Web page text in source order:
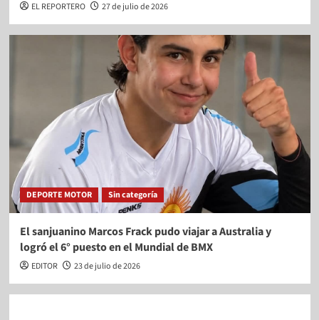
EL REPORTERO 27 de julio de 2026
DEPORTE MOTOR Sin categoría
El sanjuanino Marcos Frack pudo viajar a Australia y
logró el 6° puesto en el Mundial de BMX
EDITOR 23 de julio de 2026